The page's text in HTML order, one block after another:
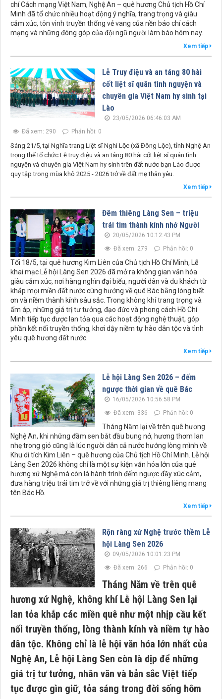
chí Cách mạng Việt Nam, Nghệ An – quê hương Chủ tịch Hồ Chí
Minh đã tổ chức nhiều hoạt động ý nghĩa, trang trọng và giàu
cảm xúc, tôn vinh truyền thống vẻ vang của nền báo chí cách
mạng và những đóng góp của đội ngũ người làm báo hôm nay.
Xem tiếp
Lễ Truy điệu và an táng 80 hài
cốt liệt sĩ quân tình nguyện và
chuyên gia Việt Nam hy sinh tại
Lào
23/05/2026 06:46:03 AM
Đã xem: 290
Phản hồi: 0
Sáng 21/5, tại Nghĩa trang Liệt sĩ Nghi Lộc (xã Đông Lộc), tỉnh Nghệ An
trọng thể tổ chức Lễ truy điệu và an táng 80 hài cốt liệt sĩ quân tình
nguyện và chuyên gia Việt Nam hy sinh trên đất nước bạn Lào được
quy tập trong mùa khô 2025 - 2026 trở về đất mẹ thân yêu.
Xem tiếp
Đêm thiêng Làng Sen – triệu
trái tim thành kính nhớ Người
20/05/2026 10:12:43 PM
Đã xem: 279
Phản hồi: 0
Tối 18/5, tại quê hương Kim Liên của Chủ tịch Hồ Chí Minh, Lễ
khai mạc Lễ hội Làng Sen 2026 đã mở ra không gian văn hóa
giàu cảm xúc, nơi hàng nghìn đại biểu, người dân và du khách từ
khắp mọi miền đất nước cùng hướng về quê Bác bằng lòng biết
ơn và niềm thành kính sâu sắc. Trong không khí trang trọng và
ấm áp, những giá trị tư tưởng, đạo đức và phong cách Hồ Chí
Minh tiếp tục được lan tỏa qua các hoạt động nghệ thuật, góp
phần kết nối truyền thống, khơi dậy niềm tự hào dân tộc và tình
yêu quê hương đất nước.
Xem tiếp
Lễ hội Làng Sen 2026 – đếm
ngược thời gian về quê Bác
16/05/2026 10:56:58 PM
Đã xem: 336
Phản hồi: 0
Tháng Năm lại về trên quê hương
Nghệ An, khi những đầm sen bắt đầu bung nở, hương thơm lan
nhẹ trong gió cũng là lúc người dân cả nước hướng lòng mình về
Khu di tích Kim Liên – quê hương của Chủ tịch Hồ Chí Minh. Lễ hội
Làng Sen 2026 không chỉ là một sự kiện văn hóa lớn của quê
hương xứ Nghệ mà còn là hành trình đếm ngược đầy xúc cảm,
đưa hàng triệu trái tim trở về với những giá trị thiêng liêng mang
tên Bác Hồ.
Xem tiếp
Rộn ràng xứ Nghệ trước thềm Lễ
hội Làng Sen 2026
09/05/2026 10:01:23 PM
Đã xem: 266
Phản hồi: 0
Tháng Năm về trên quê
hương xứ Nghệ, không khí Lễ hội Làng Sen lại
lan tỏa khắp các miền quê như một nhịp cầu kết
nối truyền thống, lòng thành kính và niềm tự hào
dân tộc. Không chỉ là lễ hội văn hóa lớn nhất của
Nghệ An, Lễ hội Làng Sen còn là dịp để những
giá trị tư tưởng, nhân văn và bản sắc Việt tiếp
tục được gìn giữ, tỏa sáng trong đời sống hôm